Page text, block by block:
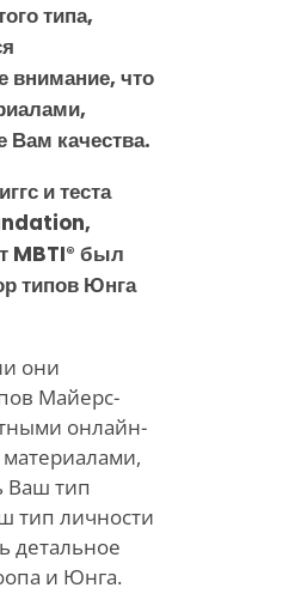
типа,
внимание, что
Вам качества.
и теста
MBTI® был
типов Юнга
они
Майерс-
онлайн-
Ваш тип
тип личности
детальное
и Юнга.